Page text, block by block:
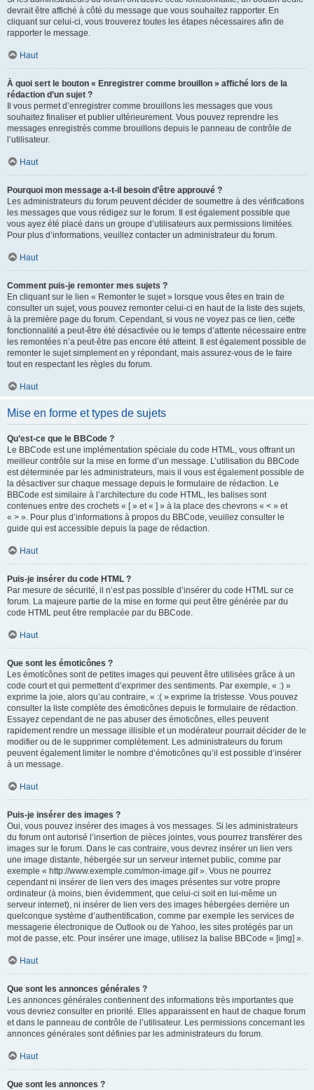
devrait être affiché à côté du message que vous souhaitez rapporter. En
cliquant sur celui-ci, vous trouverez toutes les étapes nécessaires afin de
rapporter le message.
Haut
À quoi sert le bouton « Enregistrer comme brouillon » affiché lors de la
rédaction d’un sujet ?
Il vous permet d’enregistrer comme brouillons les messages que vous
souhaitez finaliser et publier ultérieurement. Vous pouvez reprendre les
messages enregistrés comme brouillons depuis le panneau de contrôle de
l’utilisateur.
Haut
Pourquoi mon message a-t-il besoin d’être approuvé ?
Les administrateurs du forum peuvent décider de soumettre à des vérifications
les messages que vous rédigez sur le forum. Il est également possible que
vous ayez été placé dans un groupe d’utilisateurs aux permissions limitées.
Pour plus d’informations, veuillez contacter un administrateur du forum.
Haut
Comment puis-je remonter mes sujets ?
En cliquant sur le lien « Remonter le sujet » lorsque vous êtes en train de
consulter un sujet, vous pouvez remonter celui-ci en haut de la liste des sujets,
à la première page du forum. Cependant, si vous ne voyez pas ce lien, cette
fonctionnalité a peut-être été désactivée ou le temps d’attente nécessaire entre
les remontées n’a peut-être pas encore été atteint. Il est également possible de
remonter le sujet simplement en y répondant, mais assurez-vous de le faire
tout en respectant les règles du forum.
Haut
Mise en forme et types de sujets
Qu’est-ce que le BBCode ?
Le BBCode est une implémentation spéciale du code HTML, vous offrant un
meilleur contrôle sur la mise en forme d’un message. L’utilisation du BBCode
est déterminée par les administrateurs, mais il vous est également possible de
la désactiver sur chaque message depuis le formulaire de rédaction. Le
BBCode est similaire à l’architecture du code HTML, les balises sont
contenues entre des crochets « [ » et « ] » à la place des chevrons « < » et
« > ». Pour plus d’informations à propos du BBCode, veuillez consulter le
guide qui est accessible depuis la page de rédaction.
Haut
Puis-je insérer du code HTML ?
Par mesure de sécurité, il n’est pas possible d’insérer du code HTML sur ce
forum. La majeure partie de la mise en forme qui peut être générée par du
code HTML peut être remplacée par du BBCode.
Haut
Que sont les émoticônes ?
Les émoticônes sont de petites images qui peuvent être utilisées grâce à un
code court et qui permettent d’exprimer des sentiments. Par exemple, « :) »
exprime la joie, alors qu’au contraire, « :( » exprime la tristesse. Vous pouvez
consulter la liste complète des émoticônes depuis le formulaire de rédaction.
Essayez cependant de ne pas abuser des émoticônes, elles peuvent
rapidement rendre un message illisible et un modérateur pourrait décider de le
modifier ou de le supprimer complètement. Les administrateurs du forum
peuvent également limiter le nombre d’émoticônes qu’il est possible d’insérer
à un message.
Haut
Puis-je insérer des images ?
Oui, vous pouvez insérer des images à vos messages. Si les administrateurs
du forum ont autorisé l’insertion de pièces jointes, vous pourrez transférer des
images sur le forum. Dans le cas contraire, vous devrez insérer un lien vers
une image distante, hébergée sur un serveur internet public, comme par
exemple « http://www.exemple.com/mon-image.gif ». Vous ne pourrez
cependant ni insérer de lien vers des images présentes sur votre propre
ordinateur (à moins, bien évidemment, que celui-ci soit en lui-même un
serveur internet), ni insérer de lien vers des images hébergées derrière un
quelconque système d’authentification, comme par exemple les services de
messagerie électronique de Outlook ou de Yahoo, les sites protégés par un
mot de passe, etc. Pour insérer une image, utilisez la balise BBCode « [img] ».
Haut
Que sont les annonces générales ?
Les annonces générales contiennent des informations très importantes que
vous devriez consulter en priorité. Elles apparaissent en haut de chaque forum
et dans le panneau de contrôle de l’utilisateur. Les permissions concernant les
annonces générales sont définies par les administrateurs du forum.
Haut
Que sont les annonces ?